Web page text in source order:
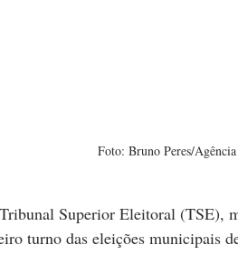
Foto: Bruno Peres/
Superior Eleitoral (TSE),
turno das eleições municipais